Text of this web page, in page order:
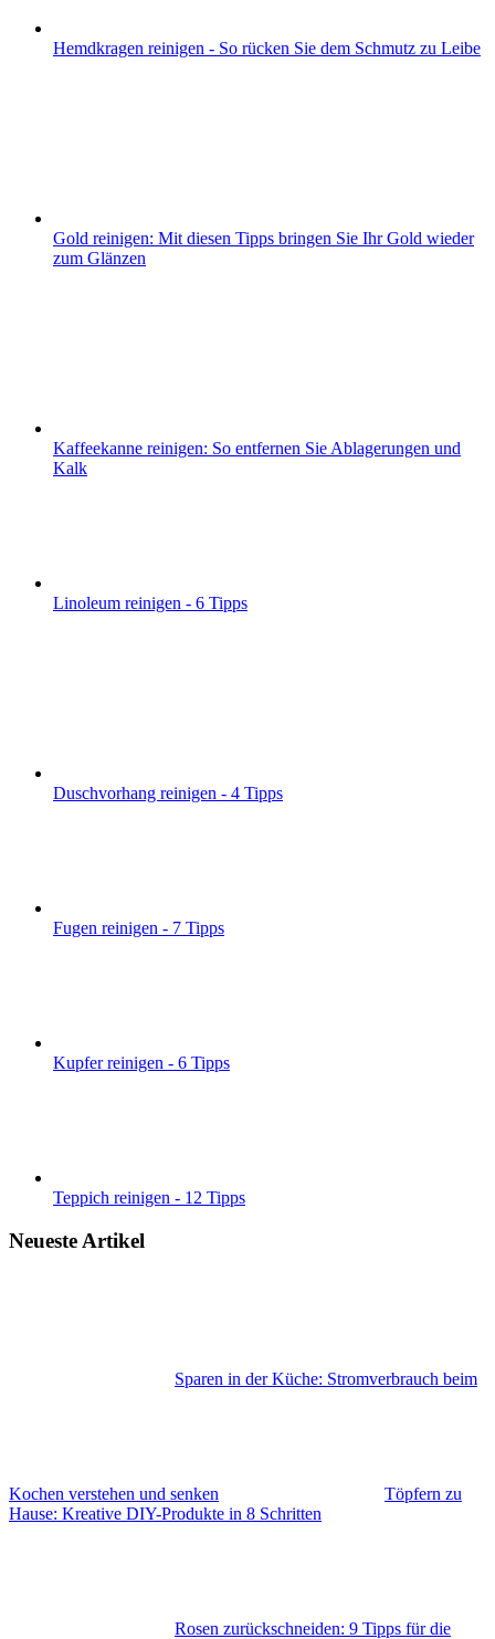
Hemdkragen reinigen - So rücken Sie dem Schmutz zu Leibe
Gold reinigen: Mit diesen Tipps bringen Sie Ihr Gold wieder
zum Glänzen
Kaffeekanne reinigen: So entfernen Sie Ablagerungen und
Kalk
Linoleum reinigen - 6 Tipps
Duschvorhang reinigen - 4 Tipps
Fugen reinigen - 7 Tipps
Kupfer reinigen - 6 Tipps
Teppich reinigen - 12 Tipps
Neueste Artikel
Sparen in der Küche: Stromverbrauch beim
Kochen verstehen und senken
Töpfern zu
Hause: Kreative DIY-Produkte in 8 Schritten
Rosen zurückschneiden: 9 Tipps für die